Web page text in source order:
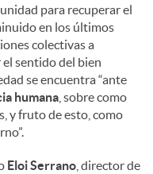
para recuperar el
en los últimos
colectivas a
sentido del bien
se encuentra “ante
humana , sobre como
y fruto de esto, como
Eloi Serrano , director de